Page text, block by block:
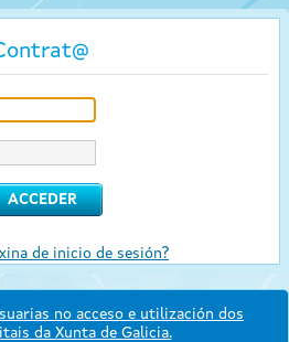
de inicio de sesión?
no acceso e utilización dos
da Xunta de Galicia.